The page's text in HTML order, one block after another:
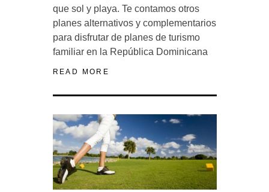
que sol y playa. Te contamos otros
planes alternativos y complementarios
para disfrutar de planes de turismo
familiar en la República Dominicana
READ MORE